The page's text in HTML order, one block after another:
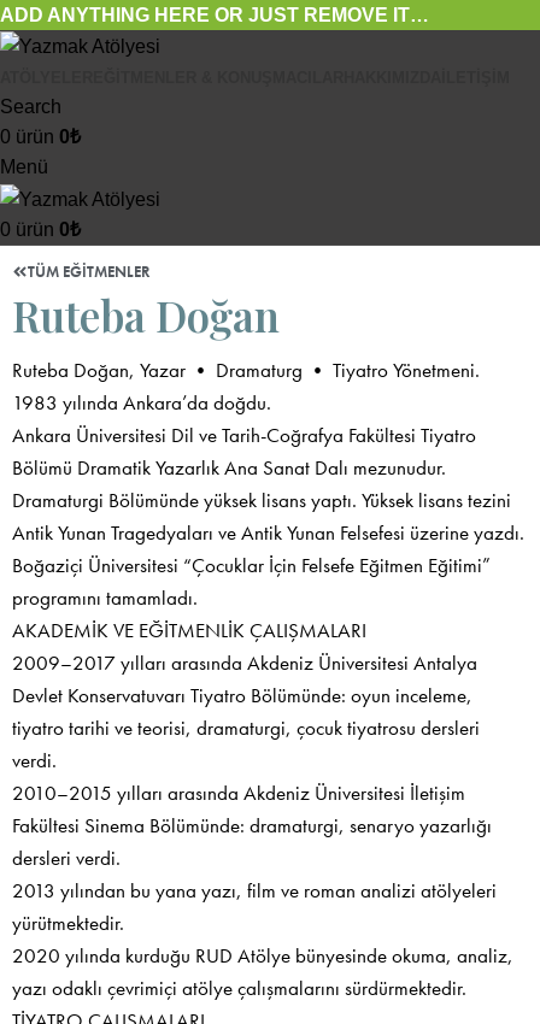
ADD ANYTHING HERE OR JUST REMOVE IT…
Search
0 ürün 0₺
Menü
0 ürün 0₺
TÜM EĞITMENLER
Ruteba Doğan
Ruteba Doğan, Yazar • Dramaturg • Tiyatro Yönetmeni.
1983 yılında Ankara’da doğdu.
Ankara Üniversitesi Dil ve Tarih-Coğrafya Fakültesi Tiyatro
Bölümü Dramatik Yazarlık Ana Sanat Dalı mezunudur.
Dramaturgi Bölümünde yüksek lisans yaptı. Yüksek lisans tezini
Antik Yunan Tragedyaları ve Antik Yunan Felsefesi üzerine yazdı.
Boğaziçi Üniversitesi “Çocuklar İçin Felsefe Eğitmen Eğitimi”
programını tamamladı.
AKADEMİK VE EĞİTMENLİK ÇALIŞMALARI
2009–2017 yılları arasında Akdeniz Üniversitesi Antalya
Devlet Konservatuvarı Tiyatro Bölümünde: oyun inceleme,
tiyatro tarihi ve teorisi, dramaturgi, çocuk tiyatrosu dersleri
verdi.
2010–2015 yılları arasında Akdeniz Üniversitesi İletişim
Fakültesi Sinema Bölümünde: dramaturgi, senaryo yazarlığı
dersleri verdi.
2013 yılından bu yana yazı, film ve roman analizi atölyeleri
yürütmektedir.
2020 yılında kurduğu RUD Atölye bünyesinde okuma, analiz,
yazı odaklı çevrimiçi atölye çalışmalarını sürdürmektedir.